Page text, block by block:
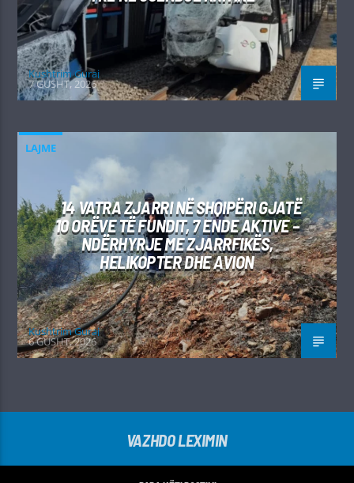
Kushtrim Guraj
7 GUSHT, 2026
LAJME
14 VATRA ZJARRI NË SHQIPËRI GJATË
10 ORËVE TË FUNDIT, 7 ENDE AKTIVE –
NDËRHYRJE ME ZJARRFIKËS,
HELIKOPTER DHE AVION
Kushtrim Guraj
6 GUSHT, 2026
VAZHDO LEXIMIN